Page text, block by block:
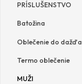
PRÍSLUŠENSTVO
Batožina
Oblečenie do dažďa
Termo oblečenie
MUŽI